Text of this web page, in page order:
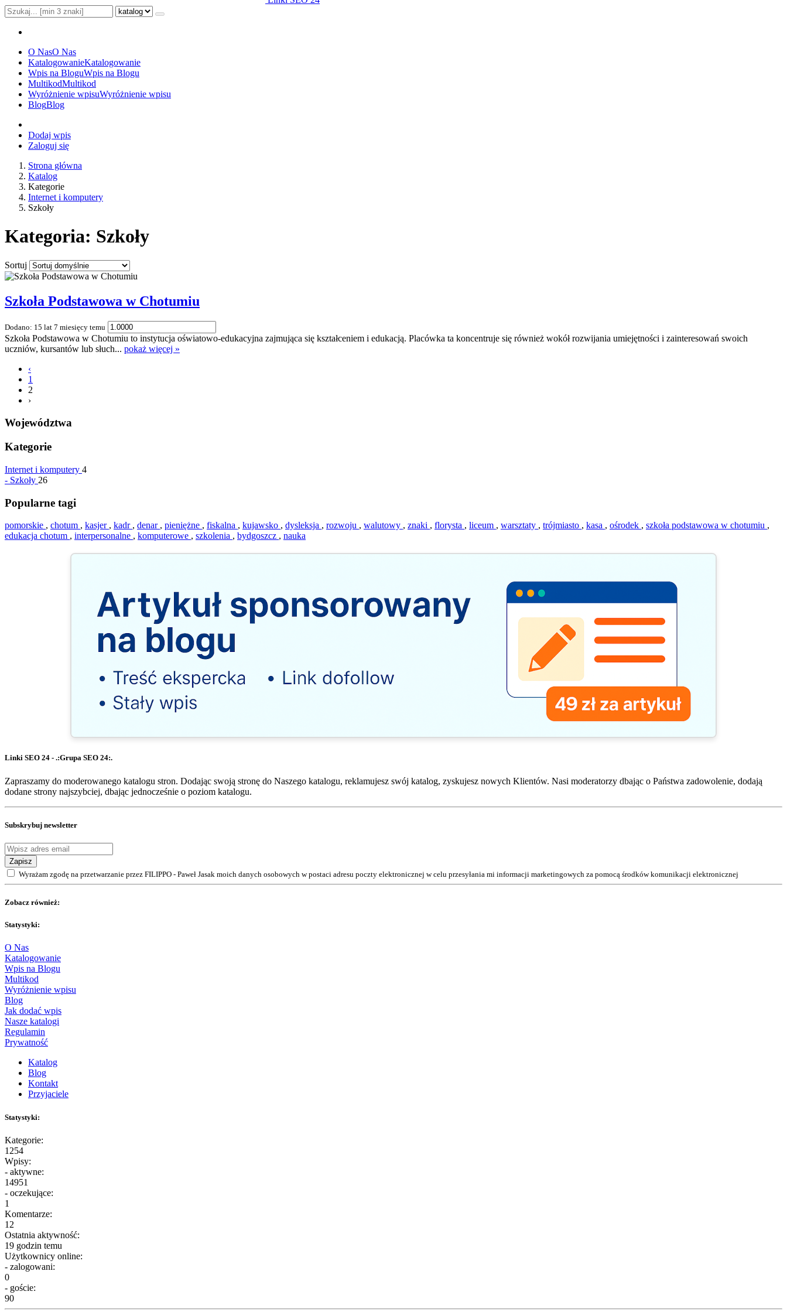
O NasO Nas
KatalogowanieKatalogowanie
Wpis na BloguWpis na Blogu
MultikodMultikod
Wyróżnienie wpisuWyróżnienie wpisu
BlogBlog
Dodaj wpis
Zaloguj się
Strona główna
Katalog
Kategorie
Internet i komputery
Szkoły
Kategoria: Szkoły
Sortuj
Szkoła Podstawowa w Chotumiu
Dodano: 15 lat 7 miesięcy temu
Szkoła Podstawowa w Chotumiu to instytucja oświatowo-edukacyjna zajmująca się kształceniem i edukacją. Placówka ta koncentruje się również wokół rozwijania umiejętności i zainteresowań swoich
uczniów, kursantów lub słuch... pokaż więcej »
‹
1
2
›
Województwa
Kategorie
Internet i komputery 4
- Szkoły 26
Popularne tagi
pomorskie , chotum , kasjer , kadr , denar , pieniężne , fiskalna , kujawsko , dysleksja , rozwoju , walutowy , znaki , florysta , liceum , warsztaty , trójmiasto , kasa , ośrodek , szkoła podstawowa w chotumiu ,
edukacja chotum , interpersonalne , komputerowe , szkolenia , bydgoszcz , nauka
Linki SEO 24 - .:Grupa SEO 24:.
Zapraszamy do moderowanego katalogu stron. Dodając swoją stronę do Naszego katalogu, reklamujesz swój katalog, zyskujesz nowych Klientów. Nasi moderatorzy dbając o Państwa zadowolenie, dodają
dodane strony najszybciej, dbając jednocześnie o poziom katalogu.
Subskrybuj newsletter
Zapisz
Wyrażam zgodę na przetwarzanie przez FILIPPO - Paweł Jasak moich danych osobowych w postaci adresu poczty elektronicznej w celu przesyłania mi informacji marketingowych za pomocą środków komunikacji elektronicznej
Zobacz również:
Statystyki:
O Nas
Katalogowanie
Wpis na Blogu
Multikod
Wyróżnienie wpisu
Blog
Jak dodać wpis
Nasze katalogi
Regulamin
Prywatność
Katalog
Blog
Kontakt
Przyjaciele
Statystyki:
Kategorie:
1254
Wpisy:
- aktywne:
14951
- oczekujące:
1
Komentarze:
12
Ostatnia aktywność:
19 godzin temu
Użytkownicy online:
- zalogowani:
0
- goście:
90